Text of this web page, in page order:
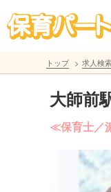
トップ 求人検
大師前
≪保育士／